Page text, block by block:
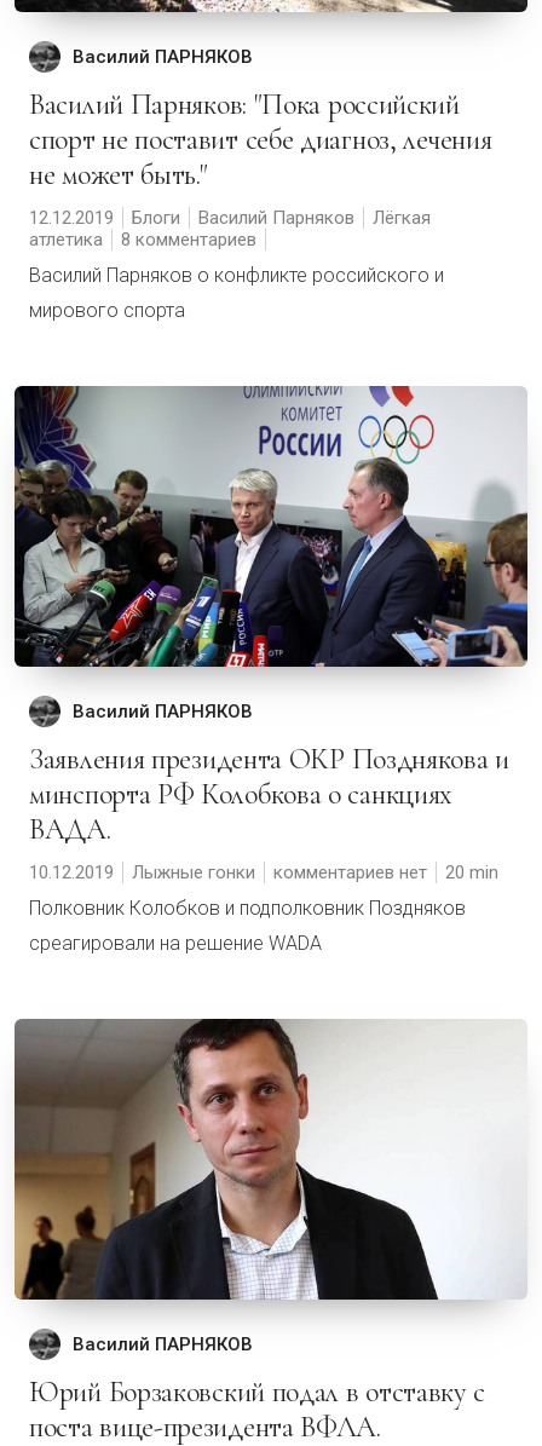
Василий ПАРНЯКОВ
Василий Парняков: "Пока российский
спорт не поставит себе диагноз, лечения
не может быть."
12.12.2019 Блоги Василий Парняков
Лёгкая
атлетика
8 комментариев
Василий Парняков о конфликте российского и
мирового спорта
Василий ПАРНЯКОВ
Заявления президента ОКР Позднякова и
минспорта РФ Колобкова о санкциях
ВАДА.
10.12.2019 Лыжные гонки комментариев нет 20
Полковник Колобков и подполковник Поздняков
среагировали на решение WADA
Василий ПАРНЯКОВ
Юрий Борзаковский подал в отставку с
поста вице-президента ВФЛА.